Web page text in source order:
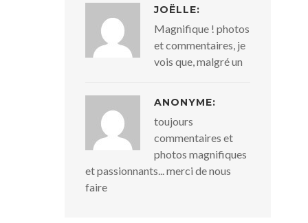
JOËLLE:
Magnifique ! photos
et commentaires, je
vois que, malgré un
ANONYME:
toujours
commentaires et
photos magnifiques
et passionnants... merci de nous
faire